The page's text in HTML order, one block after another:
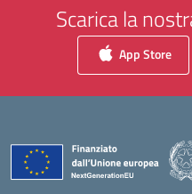
Scarica la
App Store